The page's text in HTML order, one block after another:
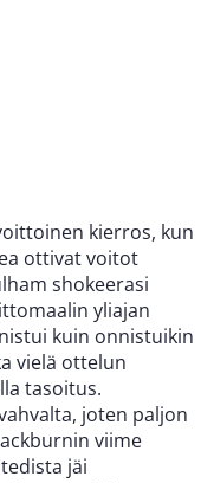
kierros, kun
ottivat voitot
shokeerasi
yliajan
kuin onnistuikin
vielä ottelun
tasoitus.
joten paljon
viime
jäi